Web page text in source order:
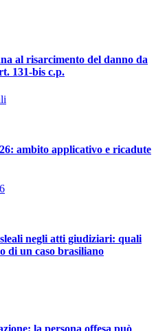
al risarcimento del danno da
131-bis c.p.
ambito applicativo e ricadute
negli atti giudiziari: quali
di un caso brasiliano
la persona offesa può